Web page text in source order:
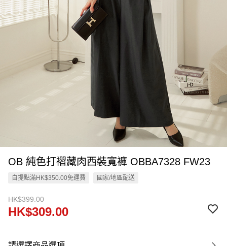
OB 純色打褶藏肉西裝寬褲 OBBA7328 FW23
自提點滿HK$350.00免運費 國家/地區配送
HK$399.00
HK$309.00